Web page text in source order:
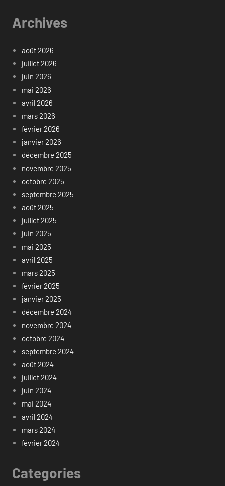
Archives
août 2026
juillet 2026
juin 2026
mai 2026
avril 2026
mars 2026
février 2026
janvier 2026
décembre 2025
novembre 2025
octobre 2025
septembre 2025
août 2025
juillet 2025
juin 2025
mai 2025
avril 2025
mars 2025
février 2025
janvier 2025
décembre 2024
novembre 2024
octobre 2024
septembre 2024
août 2024
juillet 2024
juin 2024
mai 2024
avril 2024
mars 2024
février 2024
Categories